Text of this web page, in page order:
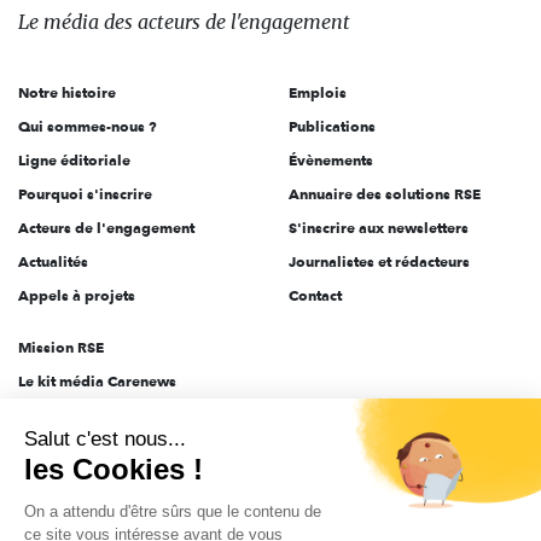
des
l'engagement
Le média des acteurs de l'engagement
Notre histoire
Qui sommes-nous ?
Ligne éditoriale
Pourquoi s'inscrire
Acteurs de l'engagement
Actualités
Appels à projets
Emplois
Publications
Évènements
Annuaire des solutions RSE
S'inscrire aux newsletters
Journalistes et rédacteurs
Contact
Mission RSE
Le kit média Carenews
AEF info
Novethic
PRODURABLE
Salut c'est nous...
les Cookies !
On a attendu d'être sûrs que le contenu de
ce site vous intéresse avant de vous